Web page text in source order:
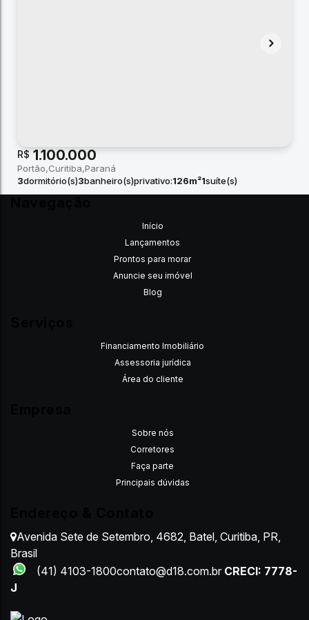
R$ 1.100.000
Portão Curitiba Paraná
3dormitório(s)3banheiro(s)privativo:126m²1suíte(s)
2vaga(s)
Início
Lançamentos
Prontos para morar
Anuncie seu imóvel
Blog
Financiamento Imobiliário
Assessoria jurídica
Área do cliente
Sobre nós
Corretores
Faça parte
Principais dúvidas
Avenida Sete de Setembro, 4682, Batel, Curitiba, PR,
Brasil
(41) 4103-1800contato@d18.com.br CRECI: 7778-
J